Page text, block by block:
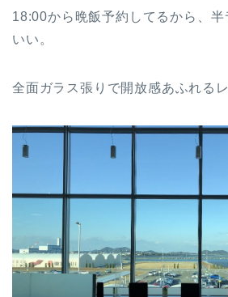
18:00から晩飯予約してるから、
いい。
全面ガラス張りで開放感あふれるレ